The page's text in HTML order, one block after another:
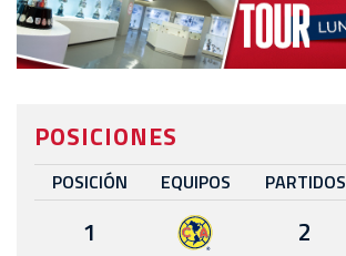
POSICIONES
POSICIÓN EQUIPOS PARTIDOS
1 2